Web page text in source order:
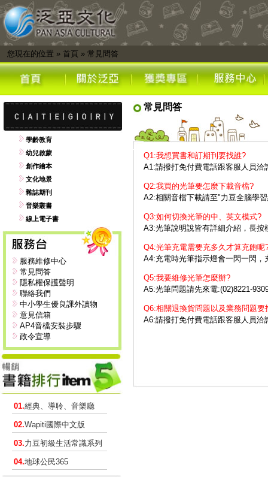
您現在的位置 » 首頁 » 常見問答
學齡教育
幼兒啟蒙
創作繪本
文化地景
雜誌期刊
音樂叢書
線上電子書
服務維修中心
常見問答
隱私權保護聲明
聯絡我們
中小學生優良課外讀物
意見信箱
AP4音檔安裝步驟
政令宣導
01.經典、導聆、音樂廳
02.Wapiti國際中文版
03.力豆初級生活常識系列
04.地球公民365
常見問答
Q1:我想買書和訂期刊要找誰?
A1:請撥打免付費電話跟客服人員洽
Q2:我買的光筆要怎麼下載音檔?
A2:相關音檔下載請至"力豆全腦學
Q3:如何切換光筆的中、英文模式?
A3:光筆說明說皆有詳細介紹，長按
Q4:光筆充電需要充多久才算充飽呢
A4:充電時光筆指示燈會一閃一閃
Q5:我要維修光筆怎麼辦?
A5:光筆問題請先來電:(02)8221-
Q6:相關退換貨問題以及業務問題要
A6:請撥打免付費電話跟客服人員洽